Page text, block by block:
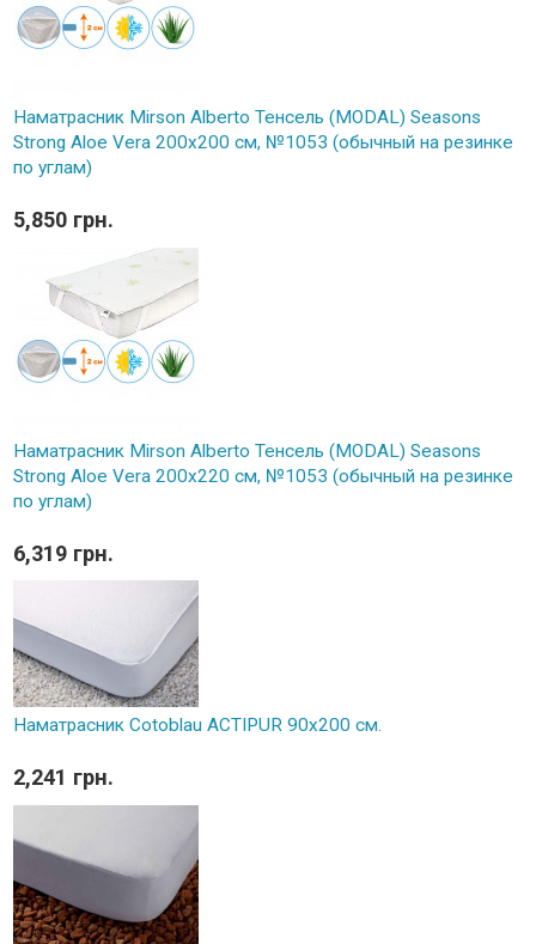
Наматрасник Mirson Alberto Тенсель (MODAL) Seasons
Strong Aloe Vera 200x200 см, №1053 (обычный на резинке
по углам)
5,850 грн.
Наматрасник Mirson Alberto Тенсель (MODAL) Seasons
Strong Aloe Vera 200x220 см, №1053 (обычный на резинке
по углам)
6,319 грн.
Наматрасник Cotoblau ACTIPUR 90х200 см.
2,241 грн.